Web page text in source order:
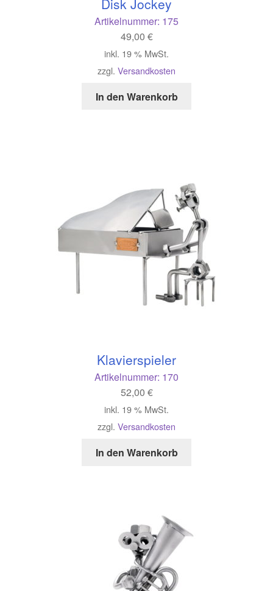
Artikelnummer: 175
49,00 €
inkl. 19 % MwSt.
zzgl. Versandkosten
In den Warenkorb
Klavierspieler
Artikelnummer: 170
52,00 €
inkl. 19 % MwSt.
zzgl. Versandkosten
In den Warenkorb